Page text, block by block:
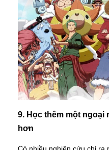
9. Học thêm một
hơn
Có nhiều nghiên cứu chỉ ra